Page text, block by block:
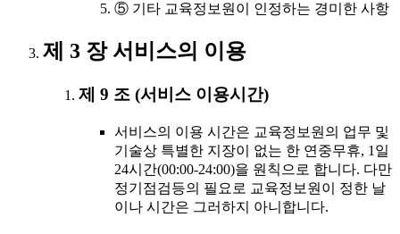
⑤ 기타 교육정보원이 인정하는 경미한 사항
제 3 장 서비스의 이용
제 9 조 (서비스 이용시간)
서비스의 이용 시간은 교육정보원의 업무 및
기술상 특별한 지장이 없는 한 연중무휴, 1일
24시간(00:00-24:00)을 원칙으로 합니다. 다만
정기점검등의 필요로 교육정보원이 정한 날
이나 시간은 그러하지 아니합니다.